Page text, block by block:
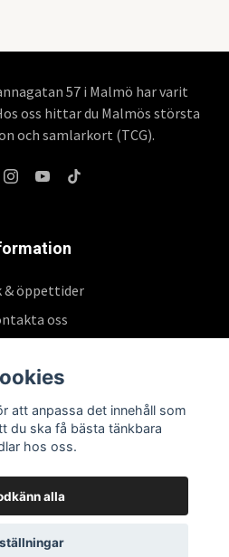
57 i Malmö har varit
oss hittar du Malmös största
och samlarkort (TCG).
& öppettider
oss
på vårt nyhetsbrev
att anpassa det innehåll som
du ska få bästa tänkbara
hos oss.
alla